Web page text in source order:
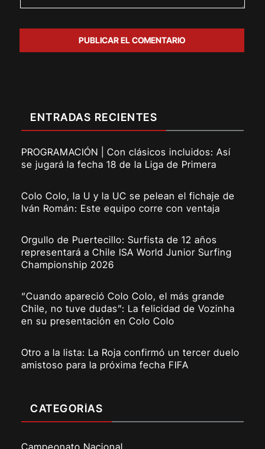
ENTRADAS RECIENTES
PROGRAMACIÓN | Con clásicos incluidos: Así
se jugará la fecha 18 de la Liga de Primera
Colo Colo, la U y la UC se pelean el fichaje de
Iván Román: Este equipo corre con ventaja
Orgullo de Puertecillo: Surfista de 12 años
representará a Chile ISA World Junior Surfing
Championship 2026
“Cuando apareció Colo Colo, el más grande
Chile, no tuve dudas”: La felicidad de Vozinha
en su presentación en Colo Colo
Otro a la lista: La Roja confirmó un tercer duelo
amistoso para la próxima fecha FIFA
CATEGORÍAS
Campeonato Nacional